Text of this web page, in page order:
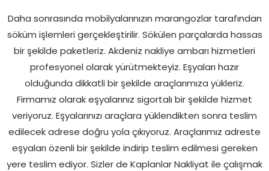
Daha sonrasında mobilyalarınızın marangozlar tarafından
söküm işlemleri gerçekleştirilir. Sökülen parçalarda hassas
bir şekilde paketleriz. Akdeniz nakliye ambarı hizmetleri
profesyonel olarak yürütmekteyiz. Eşyaları hazır
olduğunda dikkatli bir şekilde araçlarımıza yükleriz.
Firmamız olarak eşyalarınız sigortalı bir şekilde hizmet
veriyoruz. Eşyalarınızı araçlara yüklendikten sonra teslim
edilecek adrese doğru yola çıkıyoruz. Araçlarımız adreste
eşyaları özenli bir şekilde indirip teslim edilmesi gereken
yere teslim ediyor. Sizler de Kaplanlar Nakliyat ile çalışmak